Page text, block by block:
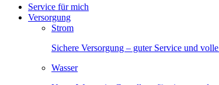
Service für mich
Versorgung
Strom
Sichere Versorgung – guter Service und
Wasser